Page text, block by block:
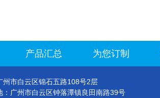
产品汇总 为您订制
州市白云区锦石五路108号2层
：广州市白云区钟落潭镇良田南路39号